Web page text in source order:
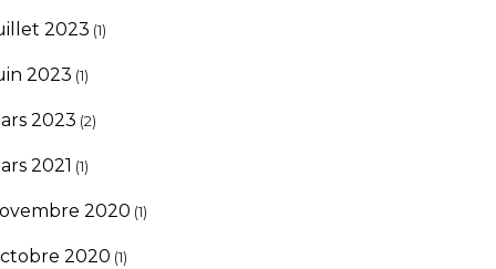
2023 (1)
2023 (1)
2023 (2)
2021 (1)
2020 (1)
2020 (1)